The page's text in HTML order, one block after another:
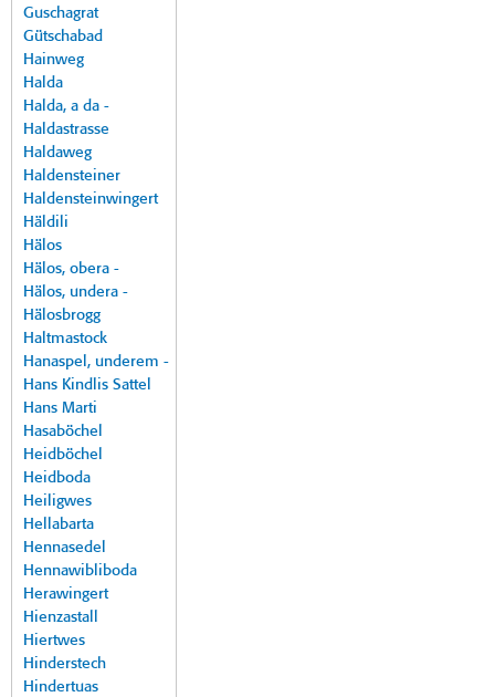
Guschagrat
Gütschabad
Hainweg
Halda
Halda, a da -
Haldastrasse
Haldaweg
Haldensteiner
Haldensteinwingert
Häldili
Hälos
Hälos, obera -
Hälos, undera -
Hälosbrogg
Haltmastock
Hanaspel, underem -
Hans Kindlis Sattel
Hans Marti
Hasaböchel
Heidböchel
Heidboda
Heiligwes
Hellabarta
Hennasedel
Hennawibliboda
Herawingert
Hienzastall
Hiertwes
Hinderstech
Hindertuas